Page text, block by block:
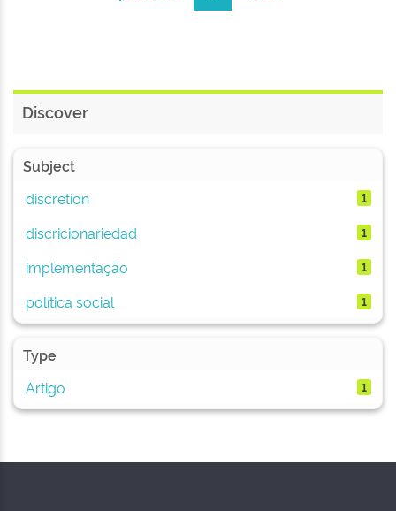
Discover
Subject
discretion
1
discricionariedad 1
implementação 1
política social 1
Type
Artigo
1